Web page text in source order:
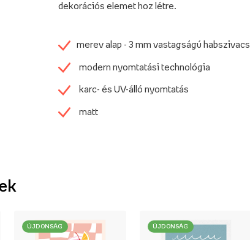
dekorációs elemet hoz létre.
merev alap - 3 mm vastagságú habszivacs
modern nyomtatási technológia
karc- és UV-álló nyomtatás
matt
ÚJDONSÁG ÚJDONSÁG